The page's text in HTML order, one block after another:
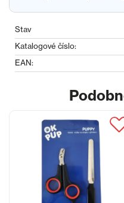
Stav
Katalogové číslo:
EAN: